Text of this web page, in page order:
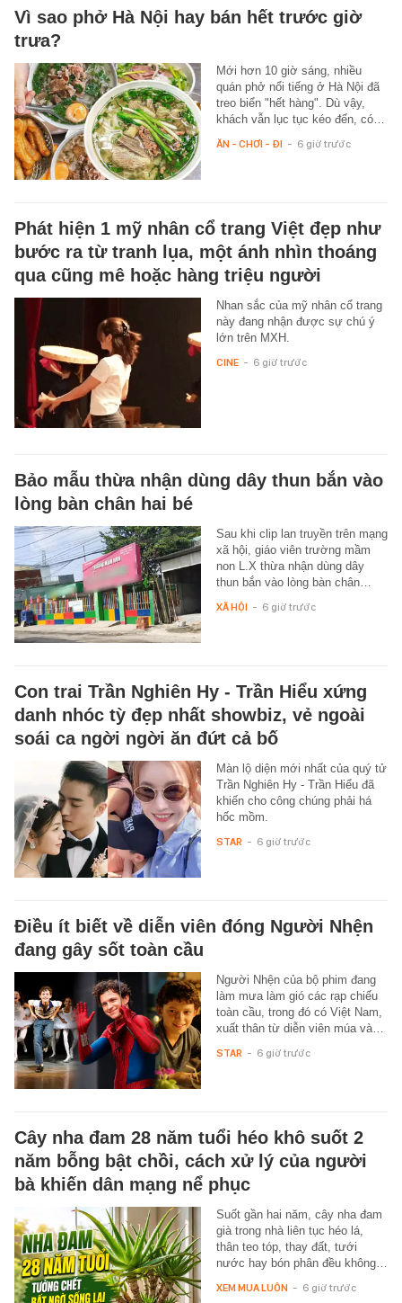
Vì sao phở Hà Nội hay bán hết trước giờ
trưa?
Mới hơn 10 giờ sáng, nhiều
quán phở nổi tiếng ở Hà Nội đã
treo biển "hết hàng". Dù vậy,
khách vẫn lục tục kéo đến, có…
ĂN - CHƠI - ĐI - 6 giờ trước
Phát hiện 1 mỹ nhân cổ trang Việt đẹp như
bước ra từ tranh lụa, một ánh nhìn thoáng
qua cũng mê hoặc hàng triệu người
Nhan sắc của mỹ nhân cổ trang
này đang nhận được sự chú ý
lớn trên MXH.
CINE - 6 giờ trước
Bảo mẫu thừa nhận dùng dây thun bắn vào
lòng bàn chân hai bé
Sau khi clip lan truyền trên mạng
xã hội, giáo viên trường mầm
non L.X thừa nhận dùng dây
thun bắn vào lòng bàn chân…
XÃ HỘI - 6 giờ trước
Con trai Trần Nghiên Hy - Trần Hiểu xứng
danh nhóc tỳ đẹp nhất showbiz, vẻ ngoài
soái ca ngời ngời ăn đứt cả bố
Màn lộ diện mới nhất của quý tử
Trần Nghiên Hy - Trần Hiểu đã
khiến cho công chúng phải há
hốc mồm.
STAR - 6 giờ trước
Điều ít biết về diễn viên đóng Người Nhện
đang gây sốt toàn cầu
Người Nhện của bộ phim đang
làm mưa làm gió các rạp chiếu
toàn cầu, trong đó có Việt Nam,
xuất thân từ diễn viên múa và…
STAR - 6 giờ trước
Cây nha đam 28 năm tuổi héo khô suốt 2
năm bỗng bật chồi, cách xử lý của người
bà khiến dân mạng nể phục
Suốt gần hai năm, cây nha đam
già trong nhà liên tục héo lá,
thân teo tóp, thay đất, tưới
nước hay bón phân đều không…
XEM MUA LUÔN - 6 giờ trước